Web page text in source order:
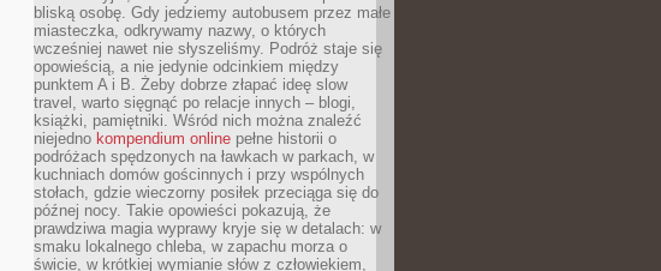
bliską osobę. Gdy jedziemy autobusem przez małe
miasteczka, odkrywamy nazwy, o których
wcześniej nawet nie słyszeliśmy. Podróż staje się
opowieścią, a nie jedynie odcinkiem między
punktem A i B. Żeby dobrze złapać ideę slow
travel, warto sięgnąć po relacje innych – blogi,
książki, pamiętniki. Wśród nich można znaleźć
niejedno kompendium online pełne historii o
podróżach spędzonych na ławkach w parkach, w
kuchniach domów gościnnych i przy wspólnych
stołach, gdzie wieczorny posiłek przeciąga się do
późnej nocy. Takie opowieści pokazują, że
prawdziwa magia wyprawy kryje się w detalach: w
smaku lokalnego chleba, w zapachu morza o
świcie, w krótkiej wymianie słów z człowiekiem,